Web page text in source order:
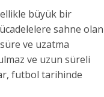
büyük bir
sahne olan
ve uzatma
ve uzun süreli
futbol tarihinde